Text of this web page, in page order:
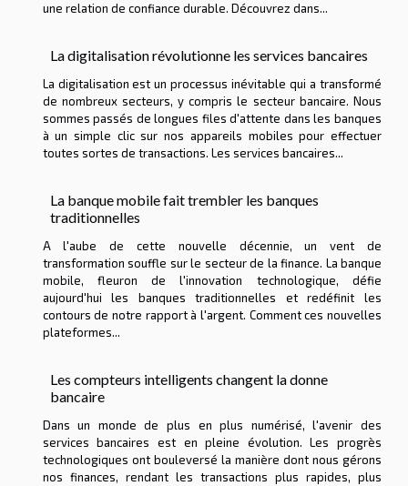
une relation de confiance durable. Découvrez dans...
La digitalisation révolutionne les services bancaires
La digitalisation est un processus inévitable qui a transformé
de nombreux secteurs, y compris le secteur bancaire. Nous
sommes passés de longues files d'attente dans les banques
à un simple clic sur nos appareils mobiles pour effectuer
toutes sortes de transactions. Les services bancaires...
La banque mobile fait trembler les banques
traditionnelles
A l'aube de cette nouvelle décennie, un vent de
transformation souffle sur le secteur de la finance. La banque
mobile, fleuron de l'innovation technologique, défie
aujourd'hui les banques traditionnelles et redéfinit les
contours de notre rapport à l'argent. Comment ces nouvelles
plateformes...
Les compteurs intelligents changent la donne
bancaire
Dans un monde de plus en plus numérisé, l'avenir des
services bancaires est en pleine évolution. Les progrès
technologiques ont bouleversé la manière dont nous gérons
nos finances, rendant les transactions plus rapides, plus